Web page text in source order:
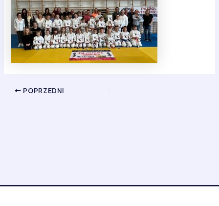
POPRZEDNI